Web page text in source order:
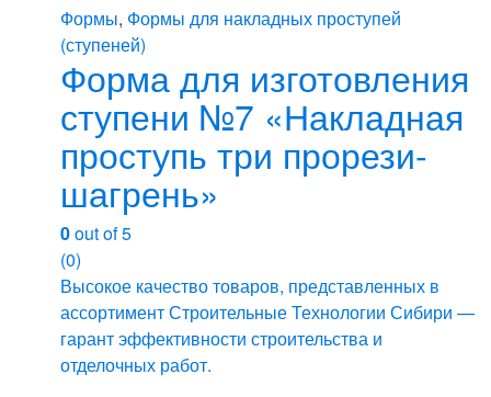
Формы, Формы для накладных проступей
(ступеней)
Форма для изготовления
ступени №7 «Накладная
проступь три прорези-
шагрень»
0out of 5
(0)
Высокое качество товаров, представленных в
ассортимент Строительные Технологии Сибири —
гарант эффективности строительства и
отделочных работ.